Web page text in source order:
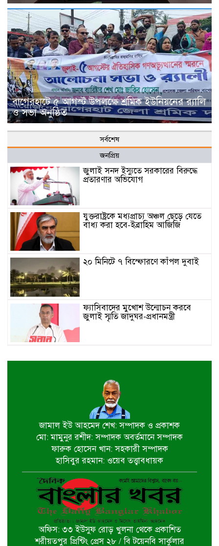
বাগেরহাটে ৫ আগস্ট উপলক্ষে শ্রমিক ইউনিয়নের র‌্যালি
ও সভা অনুষ্ঠিত
সর্বশেষ
জনপ্রিয়
জুলাই সনদ ইস্যুতে সরকারের বিরুদ্ধে
প্রতারণার অভিযোগ
যুক্তরাষ্ট্রকে মধ্যপ্রাচ্য অঞ্চল ছেড়ে যেতে
বাধ্য করা হবে-ইব্রাহিম আজিজি
২০ মিনিটে ৭ বিস্ফোরণে কাঁপল দুবাই
ফ্যাসিবাদের মুখোশ উন্মোচন করবে
জুলাই স্মৃতি জাদুঘর-প্রধানমন্ত্রী
সম্মান দেয়া রাষ্ট্রের পবিত্র দায়িত্ব-ভারপ্রাপ্ত
৫ আগস্ট স্বাধীনতাপ্রিয় মানুষের বিজয়ের
দিন-প্রধানমন্ত্রী
পাইকগাছায় জুলাই গণঅভ্যুত্থান দিবস
পালিত
বটিয়াঘাটায় জুলাই গণঅভ্যুত্থান দিবস
উপলক্ষ্যে পুরস্কার বিতরণ ও সভা অনুষ্ঠিত
দিঘলিয়ায় ট্রাক চাপায় নিহতের ঘটনায়
জামাল ইউ আহমেদ শেখ: সম্পাদক ও প্রকাশক
মো: মামুনুর রশীদ: সম্পাদক অবর্তমানে সম্পাদক
ফারুক হোসেন খান: সহকারী সম্পাদক
হাসিবুর রহমান: ওয়েব তত্ত্বাবধায়ক
অফিস: ৩৩ ইউসুফ রোড় খুলনা থেকে প্রকাশিত
শরীয়তপুর প্রিন্টিং প্রেস ২৮ / বি টয়েনবি সার্কুলার